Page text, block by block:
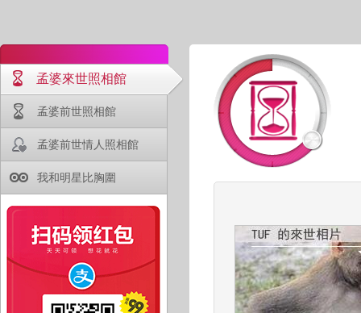
孟婆來世照相館
孟婆前世照相館
孟婆前世情人照相館
我和明星比胸圍